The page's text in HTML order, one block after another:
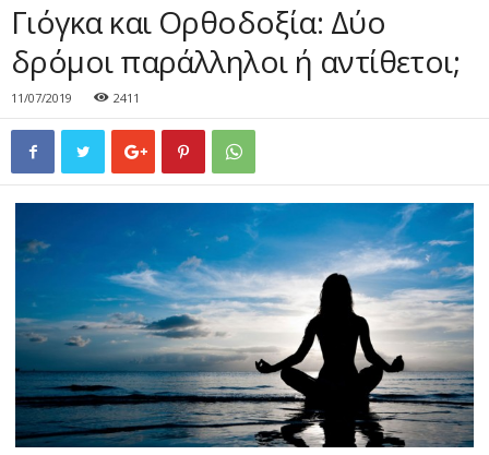
Γιόγκα και Ορθοδοξία: Δύο
δρόμοι παράλληλοι ή αντίθετοι;
11/07/2019 2411